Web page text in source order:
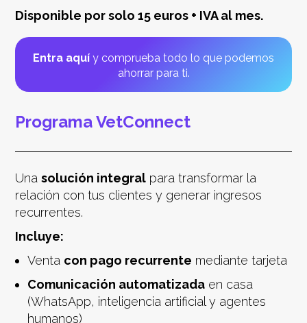
Disponible por solo 15 euros + IVA al mes.
Entra aquí y comprueba todo lo que podemos
ahorrar para ti.
Programa VetConnect
Unasolución integral para transformar la
relación con tus clientes y generar ingresos
recurrentes.
Incluye:
Venta con pago recurrente mediante tarjeta
Comunicación automatizada en casa
(WhatsApp, inteligencia artificial y agentes
humanos)